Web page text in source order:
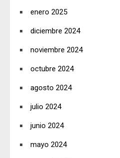
enero 2025
diciembre 2024
noviembre 2024
octubre 2024
agosto 2024
julio 2024
junio 2024
mayo 2024